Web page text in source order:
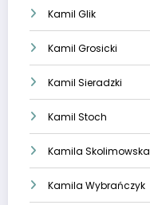
Kamil Glik
Kamil Grosicki
Kamil Sieradzki
Kamil Stoch
Kamila Skolimowska
Kamila Wybrańczyk